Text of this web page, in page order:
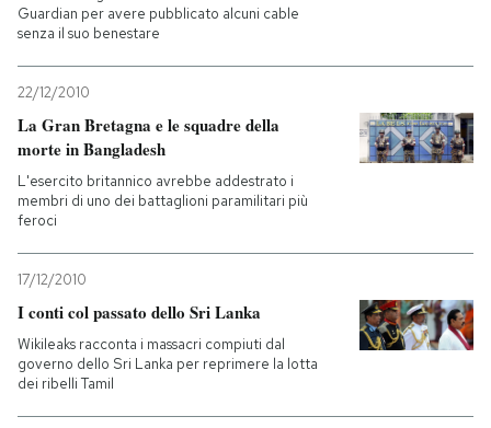
Scienza
Economia
Sport
Mondiali calcio 2026
PODCAST
NEWSLETTER
I MIEI PREFERITI
Guardian per avere pubblicato alcuni cable
senza il suo benestare
22/12/2010
La Gran Bretagna e le squadre della
morte in Bangladesh
L'esercito britannico avrebbe addestrato i
membri di uno dei battaglioni paramilitari più
feroci
17/12/2010
I conti col passato dello Sri Lanka
Wikileaks racconta i massacri compiuti dal
governo dello Sri Lanka per reprimere la lotta
dei ribelli Tamil